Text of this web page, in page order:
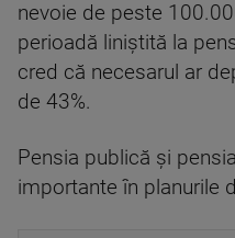
nevoie de peste
perioadă liniștită la
cred că necesarul ar
de 43%.
Pensia publică și
importante în planurile